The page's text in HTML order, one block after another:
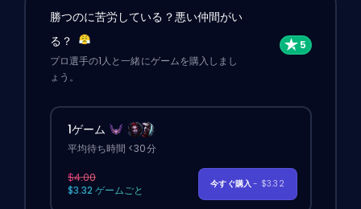
勝つのに苦労している？悪い仲間がい
る？
プロ選手の1人と一緒にゲームを購入しまし
ょう。
1ゲーム
平均待ち時間 <30分
$4.00
$3.32 ゲームごと
今すぐ購入- $3.32